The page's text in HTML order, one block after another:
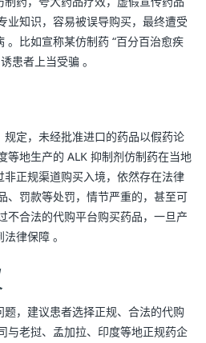
业知识，容易被误导购买，最终遭受
。比如宣称某仿制药 “百分百治愈疾
患者上当受骗 。
定，未经批准进口的药品以假药论
等地生产的 ALK 抑制剂仿制药在当地
正规渠道购买入境，依然存在法律
、罚款等处罚，情节严重的，甚至可
不合法的代购平台购买药品，一旦产
律保障 。
，建议患者选择正规、合法的代购
与老挝、孟加拉、印度等地正规药企